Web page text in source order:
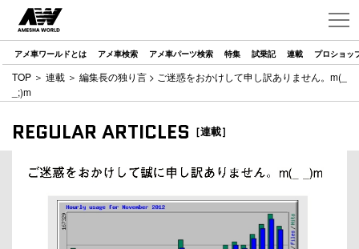
アメ車ワールドとは アメ車検索 アメ車パーツ検索 特集 試乗記 連載 プロショッ
TOP ＞ 連載 ＞ 編集長の独り言 > ご迷惑をおかけして申し訳ありません。m(_
_;)m
REGULAR ARTICLES ［連載］